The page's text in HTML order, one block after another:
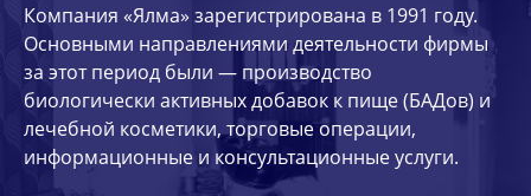
Компания «Ялма» зарегистрирована в 1991 году.
Основными направлениями деятельности фирмы
за этот период были — производство
биологически активных добавок к пище (БАДов) и
лечебной косметики, торговые операции,
информационные и консультационные услуги.